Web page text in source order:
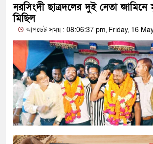
নরসিংদী ছাত্রদলের দুই নেতা
মিছিল
আপডেট সময় : 08:06:37 pm, Friday, 16